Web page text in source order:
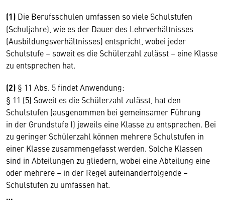
(1) Die Berufsschulen umfassen so viele Schulstufen
(Schuljahre), wie es der Dauer des Lehrverhältnisses
(Ausbildungsverhältnisses) entspricht, wobei jeder
Schulstufe – soweit es die Schülerzahl zulässt – eine Klasse
zu entsprechen hat.
(2) § 11 Abs. 5 findet Anwendung:
§ 11 (5) Soweit es die Schülerzahl zulässt, hat den
Schulstufen (ausgenommen bei gemeinsamer Führung
in der Grundstufe I) jeweils eine Klasse zu entsprechen. Bei
zu geringer Schülerzahl können mehrere Schulstufen in
einer Klasse zusammengefasst werden. Solche Klassen
sind in Abteilungen zu gliedern, wobei eine Abteilung eine
oder mehrere – in der Regel aufeinanderfolgende –
Schulstufen zu umfassen hat.
…